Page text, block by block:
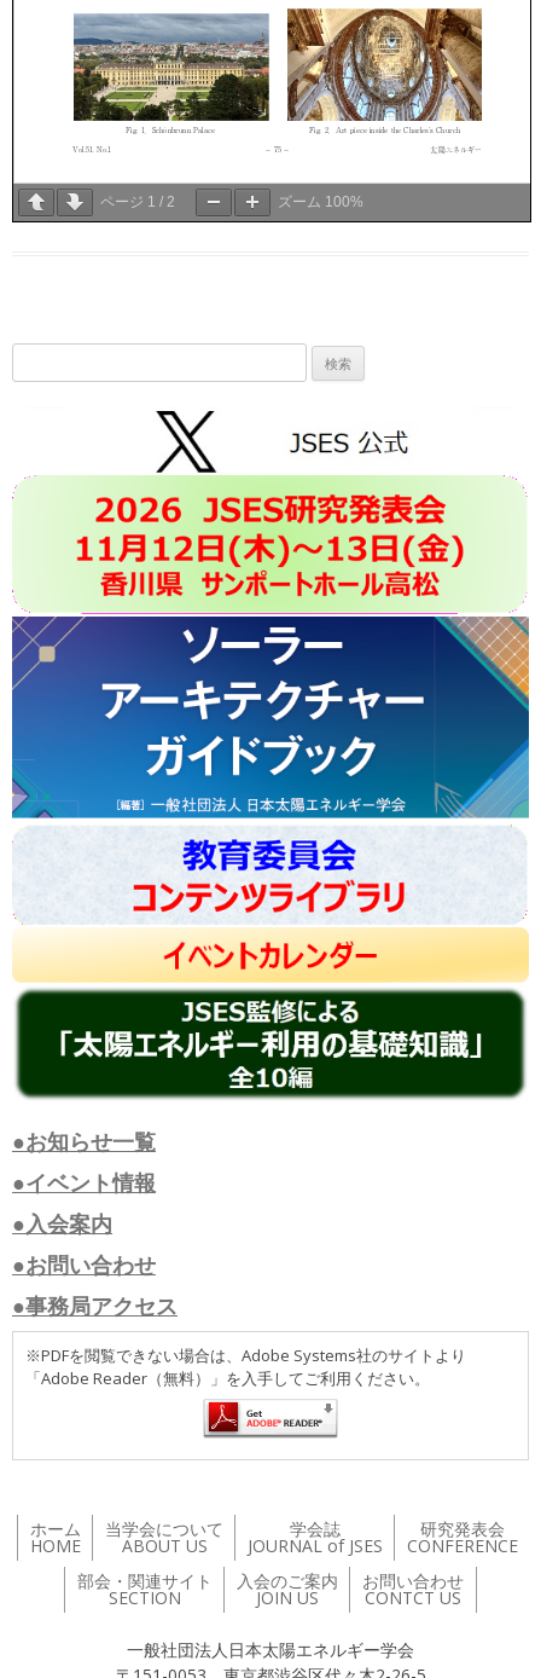
ページ 1 / 2 ズーム 100%
索:
●お知らせ一覧
●イベント情報
●入会案内
●お問い合わせ
●事務局アクセス
※PDFを閲覧できない場合は、Adobe Systems社のサイトより
「Adobe Reader（無料）」を入手してご利用ください。
ホーム
HOME
当学会について
ABOUT US
学会誌
JOURNAL of JSES
研究発表会
CONFERENCE
部会・関連サイト
SECTION
入会のご案内
JOIN US
お問い合わせ
CONTCT US
一般社団法人日本太陽エネルギー学会